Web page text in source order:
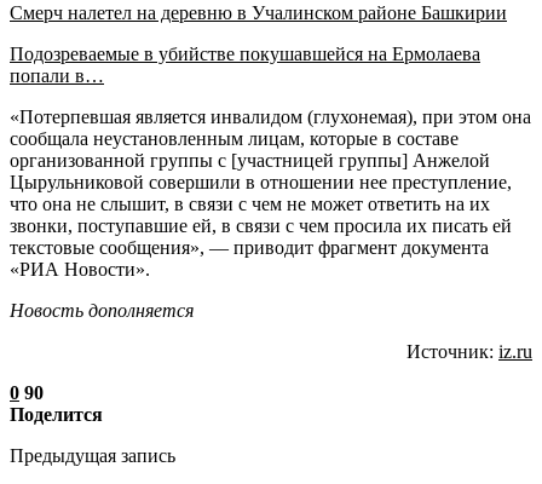
Смерч налетел на деревню в Учалинском районе Башкирии
Подозреваемые в убийстве покушавшейся на Ермолаева
попали в…
«Потерпевшая является инвалидом (глухонемая), при этом она
сообщала неустановленным лицам, которые в составе
организованной группы с [участницей группы] Анжелой
Цырульниковой совершили в отношении нее преступление,
что она не слышит, в связи с чем не может ответить на их
звонки, поступавшие ей, в связи с чем просила их писать ей
текстовые сообщения», — приводит фрагмент документа
«РИА Новости».
Новость дополняется
Источник: iz.ru
0 90
Поделится
Предыдущая запись